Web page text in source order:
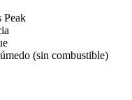
Peak
(sin combustible)